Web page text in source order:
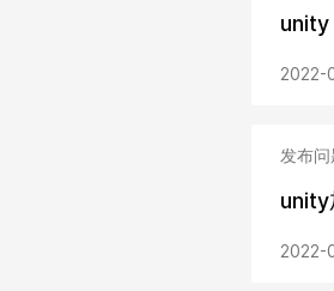
unity
2022-
发布
unity
2022-